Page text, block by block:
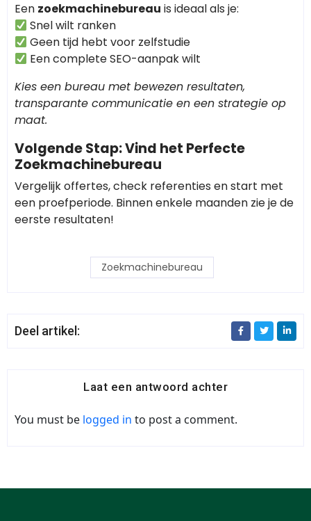
Een zoekmachinebureau is ideaal als je:
Snel wilt ranken
Geen tijd hebt voor zelfstudie
Een complete SEO-aanpak wilt
Kies een bureau met bewezen resultaten,
transparante communicatie en een strategie op
maat.
Volgende Stap: Vind het Perfecte
Zoekmachinebureau
Vergelijk offertes, check referenties en start met
een proefperiode. Binnen enkele maanden zie je de
eerste resultaten!
Zoekmachinebureau
Deel artikel:
Laat een antwoord achter
You must be logged in to post a comment.